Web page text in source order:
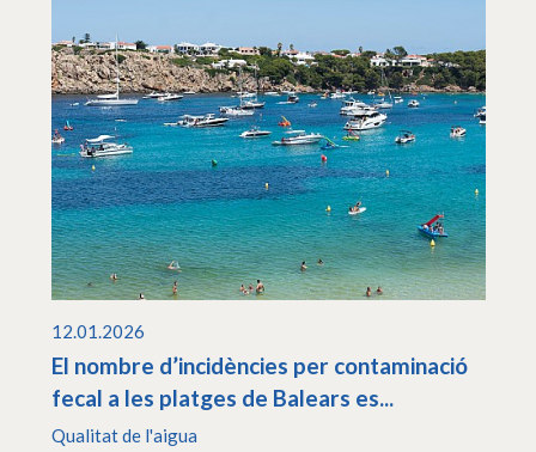
12.01.2026
El nombre d’incidències per contaminació
fecal a les platges de Balears es...
Qualitat de l'aigua